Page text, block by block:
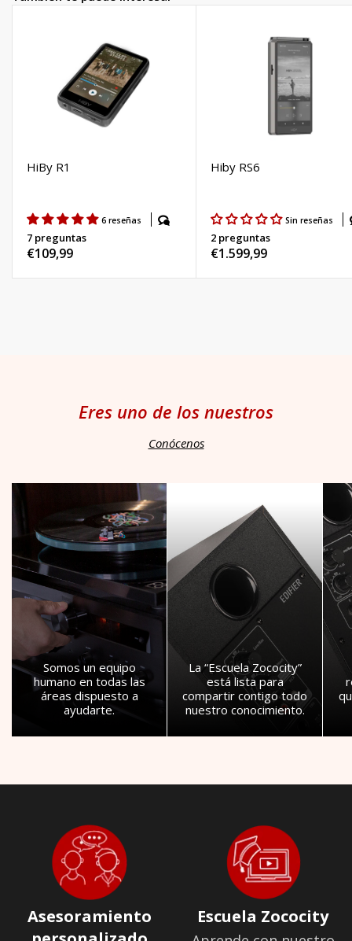
HiBy R1
6 reseñas
7 preguntas
Precio
€109,99
Hiby RS6
Sin reseñas
2 preguntas
Precio
€1.599,99
Eres uno de los nuestros
Conócenos
Somos un equipo
humano en todas las
áreas dispuesto a
ayudarte.
La “Escuela Zococity”
está lista para
compartir contigo todo
nuestro conocimiento.
Asesoramiento
Escuela Zococity